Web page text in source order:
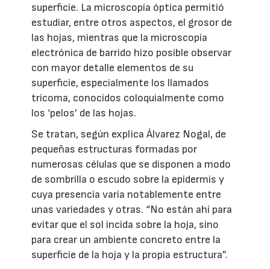
superficie. La microscopía óptica permitió
estudiar, entre otros aspectos, el grosor de
las hojas, mientras que la microscopía
electrónica de barrido hizo posible observar
con mayor detalle elementos de su
superficie, especialmente los llamados
tricoma, conocidos coloquialmente como
los ‘pelos’ de las hojas.
Se tratan, según explica Álvarez Nogal, de
pequeñas estructuras formadas por
numerosas células que se disponen a modo
de sombrilla o escudo sobre la epidermis y
cuya presencia varía notablemente entre
unas variedades y otras. “No están ahí para
evitar que el sol incida sobre la hoja, sino
para crear un ambiente concreto entre la
superficie de la hoja y la propia estructura”.